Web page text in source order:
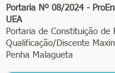
Portaria Nº 08/2024 -
UEA
Portaria de Constituição de
Qualificação/Discente
Penha Malagueta